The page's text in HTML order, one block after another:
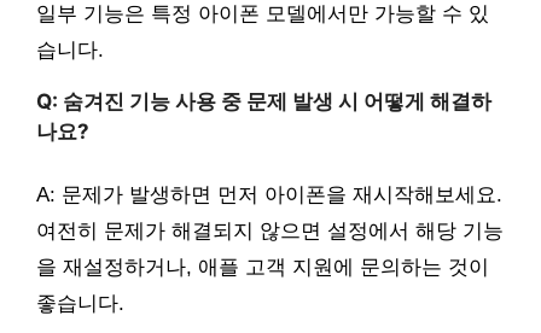
일부 기능은 특정 아이폰 모델에서만 가능할 수 있
습니다.
Q: 숨겨진 기능 사용 중 문제 발생 시 어떻게 해결하
나요?
A: 문제가 발생하면 먼저 아이폰을 재시작해보세요.
여전히 문제가 해결되지 않으면 설정에서 해당 기능
을 재설정하거나, 애플 고객 지원에 문의하는 것이
좋습니다.